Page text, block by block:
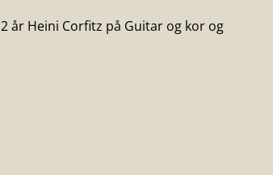
år Heini Corfitz på Guitar og kor og